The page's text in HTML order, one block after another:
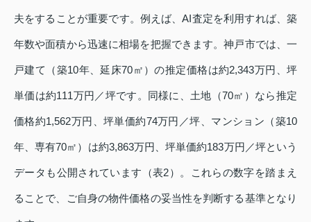
夫をすることが重要です。例えば、AI査定を利用すれば、築
年数や面積から迅速に相場を把握できます。神戸市では、一
戸建て（築10年、延床70㎡）の推定価格は約2,343万円、坪
単価は約111万円／坪です。同様に、土地（70㎡）なら推定
価格約1,562万円、坪単価約74万円／坪、マンション（築10
年、専有70㎡）は約3,863万円、坪単価約183万円／坪という
データも公開されています（表2）。これらの数字を踏まえ
ることで、ご自身の物件価格の妥当性を判断する基準となり